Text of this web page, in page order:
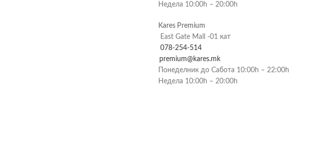
Недела 10:00h – 20:00h
Kares Premium
East Gate Mall -01 кат
078-254-514
premium@kares.mk
Понеделник до Сабота 10:00h – 22:00h
Недела 10:00h – 20:00h